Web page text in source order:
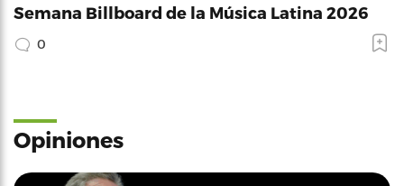
Semana Billboard de la Música Latina 2026
0
Opiniones